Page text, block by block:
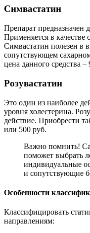
Симвастатин
Препарат предназначен
Применяется в
Симвастатин полезен в
сопутствующем
цена данного средства
Розувастатин
Это один из наиболее
уровня холестерина.
действие. Приобрести
или 500 руб.
Важно помнить!
поможет выбрать
индивидуальные
и сопутствующие
Особенности
Классифицировать
направлениям: